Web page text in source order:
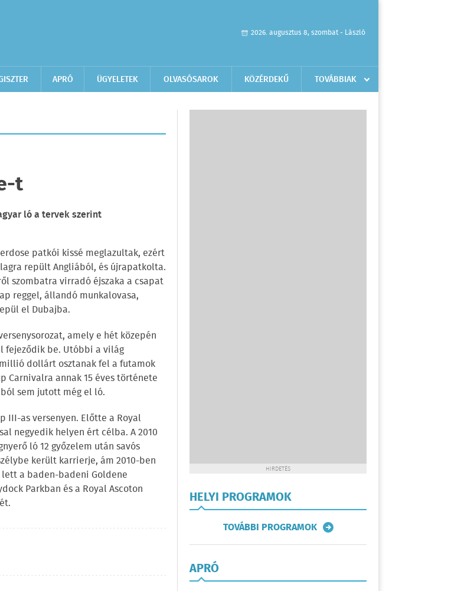
2026. augusztus 8, szombat - László
APRÓ ÜGYELETEK OLVASÓSAROK KÖZÉRDEKŰ TOVÁBBIAK
t
ló a tervek szerint
patkói kissé meglazultak, ezért
repült Angliából, és újrapatkolta.
szombatra virradó éjszaka a csapat
reggel, állandó munkalovasa,
el Dubajba.
amely e hét közepén
fejeződik be. Utóbbi a világ
dollárt osztanak fel a futamok
Carnivalra annak 15 éves története
sem jutott még el ló.
III-as versenyen. Előtte a Royal
negyedik helyen ért célba. A 2010
ló 12 győzelem után savós
került karrierje, ám 2010-ben
a baden-badeni Goldene
Parkban és a Royal Ascoton
HIRDETÉS
HELYI PROGRAMOK
TOVÁBBI PROGRAMOK
APRÓ